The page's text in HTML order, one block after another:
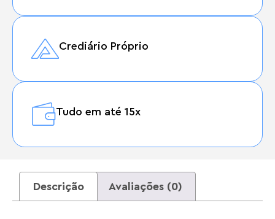
Crediário Próprio
Tudo em até 15x
Descrição Avaliações (0)